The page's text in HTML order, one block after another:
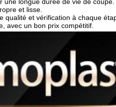
et lisse.
qualité et vérification à chaque
avec un bon prix compétitif.